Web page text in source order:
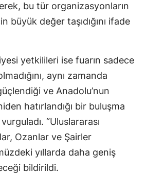
bu tür organizasyonların
büyük değer taşıdığını ifade
yetkilileri ise fuarın sadece
aynı zamanda
ve Anadolu’nun
hatırlandığı bir buluşma
“Uluslararası
Ozanlar ve Şairler
yıllarda daha geniş
bildirildi.